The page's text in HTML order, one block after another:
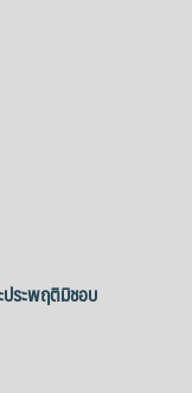
ประพฤติมิชอบ